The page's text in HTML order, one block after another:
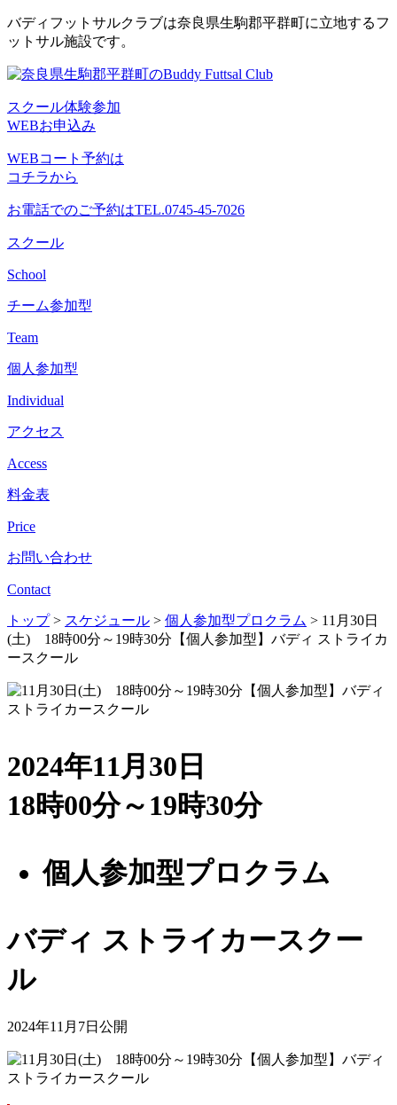
コ
ン
ン
へ
ス
キ
ッ
バディフットサルクラブは奈良県生駒郡平群町に立地するフ
ットサル施設です。
スクール体験参加
WEBお申込み
WEBコート予約は
コチラから
お電話でのご予約はTEL.0745-45-7026
スクール
School
チーム参加型
Team
個人参加型
Individual
アクセス
Access
料金表
Price
お問い合わせ
Contact
トップ> スケジュール > 個人参加型プロクラム > 11月30日
(土) 18時00分～19時30分【個人参加型】バディ ストライカ
ースクール
2024年11月30日
18時00分～19時30分
個人参加型プロクラム
バディ ストライカースクー
ル
2024年11月7日公開